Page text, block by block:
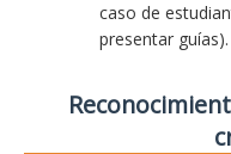
caso de
presentar guías).